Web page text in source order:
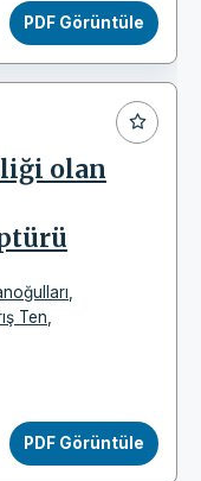
PDF Görüntüle
olan
Ten
PDF Görüntüle